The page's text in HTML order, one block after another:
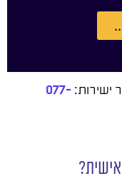
ישירות:077-